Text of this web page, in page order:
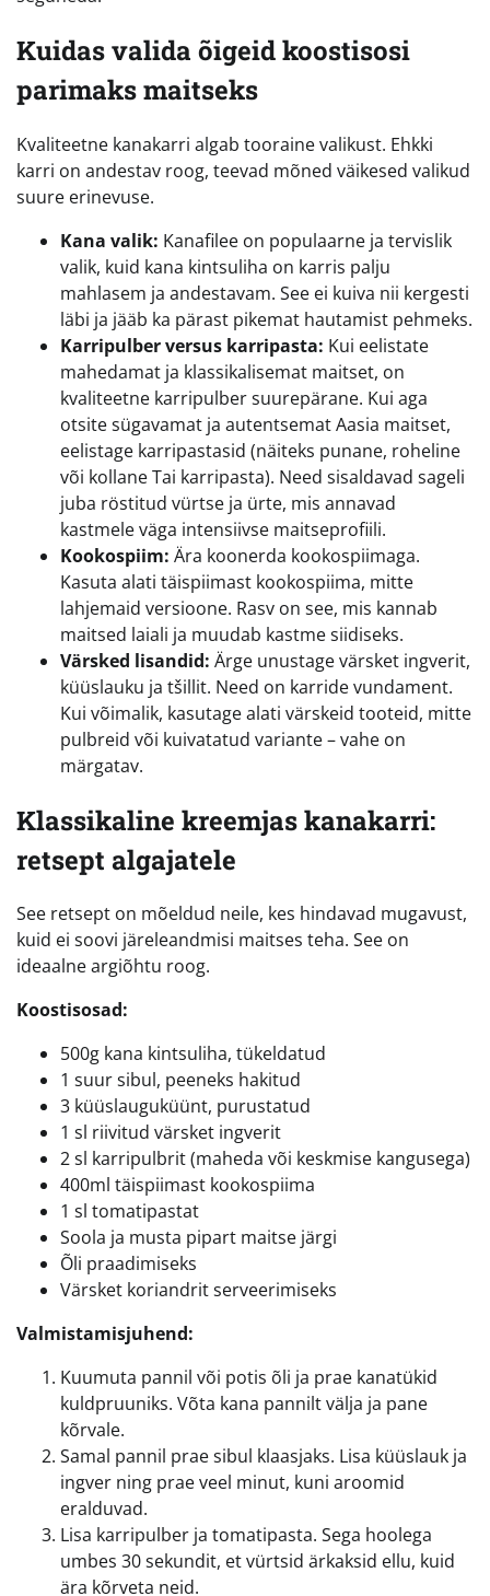
Kuidas valida õigeid koostisosi
parimaks maitseks
Kvaliteetne kanakarri algab tooraine valikust. Ehkki
karri on andestav roog, teevad mõned väikesed valikud
suure erinevuse.
Kana valik: Kanafilee on populaarne ja tervislik
valik, kuid kana kintsuliha on karris palju
mahlasem ja andestavam. See ei kuiva nii kergesti
läbi ja jääb ka pärast pikemat hautamist pehmeks.
Karripulber versus karripasta: Kui eelistate
mahedamat ja klassikalisemat maitset, on
kvaliteetne karripulber suurepärane. Kui aga
otsite sügavamat ja autentsemat Aasia maitset,
eelistage karripastasid (näiteks punane, roheline
või kollane Tai karripasta). Need sisaldavad sageli
juba röstitud vürtse ja ürte, mis annavad
kastmele väga intensiivse maitseprofiili.
Kookospiim: Ära koonerda kookospiimaga.
Kasuta alati täispiimast kookospiima, mitte
lahjemaid versioone. Rasv on see, mis kannab
maitsed laiali ja muudab kastme siidiseks.
Värsked lisandid: Ärge unustage värsket ingverit,
küüslauku ja tšillit. Need on karride vundament.
Kui võimalik, kasutage alati värskeid tooteid, mitte
pulbreid või kuivatatud variante – vahe on
märgatav.
Klassikaline kreemjas kanakarri:
retsept algajatele
See retsept on mõeldud neile, kes hindavad mugavust,
kuid ei soovi järeleandmisi maitses teha. See on
ideaalne argiõhtu roog.
Koostisosad:
500g kana kintsuliha, tükeldatud
1 suur sibul, peeneks hakitud
3 küüslauguküünt, purustatud
1 sl riivitud värsket ingverit
2 sl karripulbrit (maheda või keskmise kangusega)
400ml täispiimast kookospiima
1 sl tomatipastat
Soola ja musta pipart maitse järgi
Õli praadimiseks
Värsket koriandrit serveerimiseks
Valmistamisjuhend:
Kuumuta pannil või potis õli ja prae kanatükid
kuldpruuniks. Võta kana pannilt välja ja pane
kõrvale.
Samal pannil prae sibul klaasjaks. Lisa küüslauk ja
ingver ning prae veel minut, kuni aroomid
eralduvad.
Lisa karripulber ja tomatipasta. Sega hoolega
umbes 30 sekundit, et vürtsid ärkaksid ellu, kuid
ära kõrveta neid.